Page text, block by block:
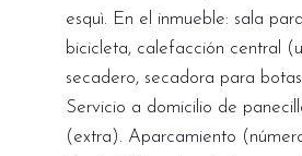
esquì. En el inmueble: sala
bicicleta, calefacción central
secadero, secadora para
Servicio a domicilio de
(extra). Aparcamiento